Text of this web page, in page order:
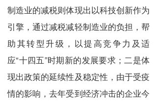
制造业的减税则体现出以科技创新作为
引擎，通过减税减轻制造业的负担，帮
助其转型升级，以提高竞争力及适
应“十四五”时期新的发展要求；二是体
现出政策的延续性及稳定性，由于受疫
情的影响，去年受到经济冲击的企业今